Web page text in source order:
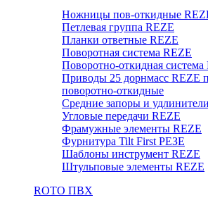
Ножницы пов-откидные
Петлевая группа REZE
Планки ответные REZE
Поворотная система REZE
Поворотно-откидная система
Приводы 25 дорнмасс REZE
поворотно-откидные
Средние запоры и
Угловые передачи REZE
Фрамужные элементы REZE
Фурнитура Tilt First РЕЗЕ
Шаблоны инструмент REZE
Штульповые элементы REZE
RОTO ПВХ